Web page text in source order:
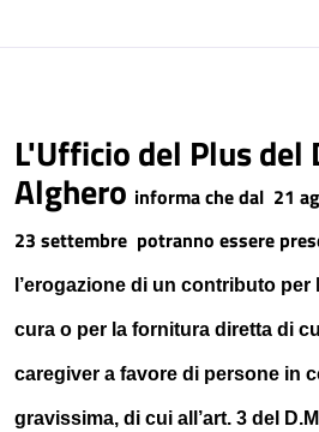
L'Ufficio del Plus
Alghero informa che dal 21
23 settembre potranno essere
l’erogazione di un contributo
cura o per la fornitura diretta di
caregiver a favore di persone in
gravissima, di cui all’art. 3 del